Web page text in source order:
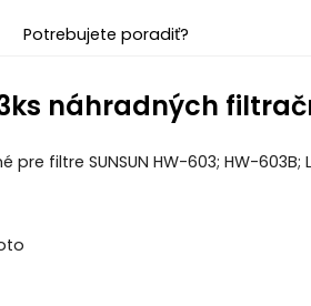
Potrebujete poradiť?
náhradných
pre filtre SUNSUN HW-603; HW-